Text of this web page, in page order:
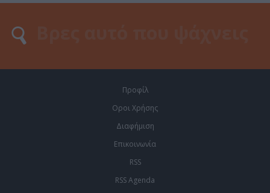
Προφίλ
Οροι Χρήσης
Διαφήμιση
Επικοινωνία
RSS
RSS Agenda